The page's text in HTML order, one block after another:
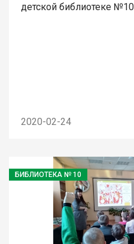
детской библиотеке №10
2020-02-24
БИБЛИОТЕКА № 10